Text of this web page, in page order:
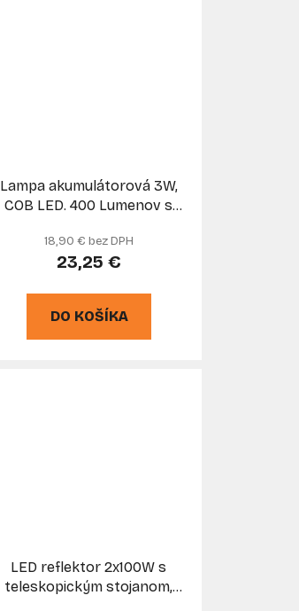
Lampa akumulátorová 3W,
COB LED. 400 Lumenov s
TECHNIK
18,90 € bez DPH
23,25 €
DO KOŠÍKA
LED reflektor 2x100W s
teleskopickým stojanom,